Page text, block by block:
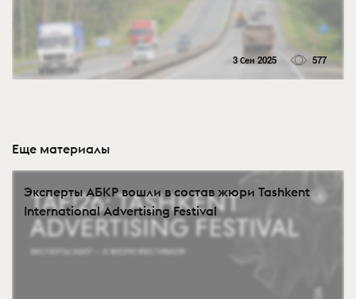
3 Сен 2025 577
Еще материалы
Эксперты АБКР вошли в состав жюри Tashkent
International Advertising Festival